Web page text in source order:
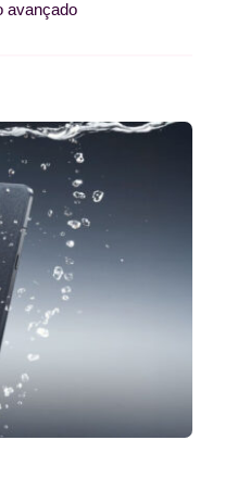
avançado